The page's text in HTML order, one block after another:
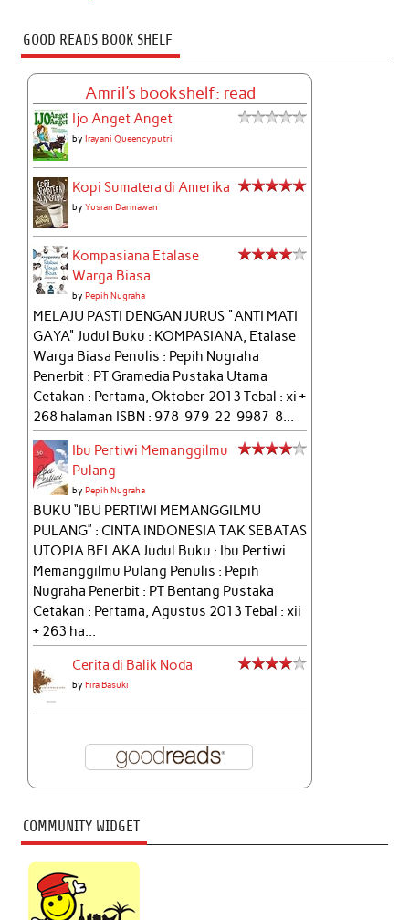
GOOD READS BOOK SHELF
Amril's bookshelf: read
Ijo Anget Anget
byIrayani Queencyputri
Kopi Sumatera di Amerika
byYusran Darmawan
Kompasiana Etalase
Warga Biasa
byPepih Nugraha
MELAJU PASTI DENGAN JURUS "ANTI MATI
GAYA" Judul Buku : KOMPASIANA, Etalase
Warga Biasa Penulis : Pepih Nugraha
Penerbit : PT Gramedia Pustaka Utama
Cetakan : Pertama, Oktober 2013 Tebal : xi +
268 halaman ISBN : 978-979-22-9987-8...
Ibu Pertiwi Memanggilmu
Pulang
byPepih Nugraha
BUKU “IBU PERTIWI MEMANGGILMU
PULANG” : CINTA INDONESIA TAK SEBATAS
UTOPIA BELAKA Judul Buku : Ibu Pertiwi
Memanggilmu Pulang Penulis : Pepih
Nugraha Penerbit : PT Bentang Pustaka
Cetakan : Pertama, Agustus 2013 Tebal : xii
+ 263 ha...
Cerita di Balik Noda
byFira Basuki
COMMUNITY WIDGET